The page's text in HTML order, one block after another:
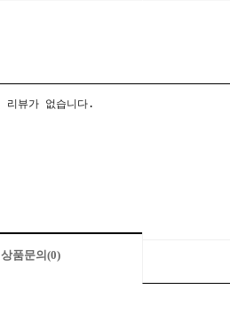
리뷰가 없습니다.
상품문의(0)